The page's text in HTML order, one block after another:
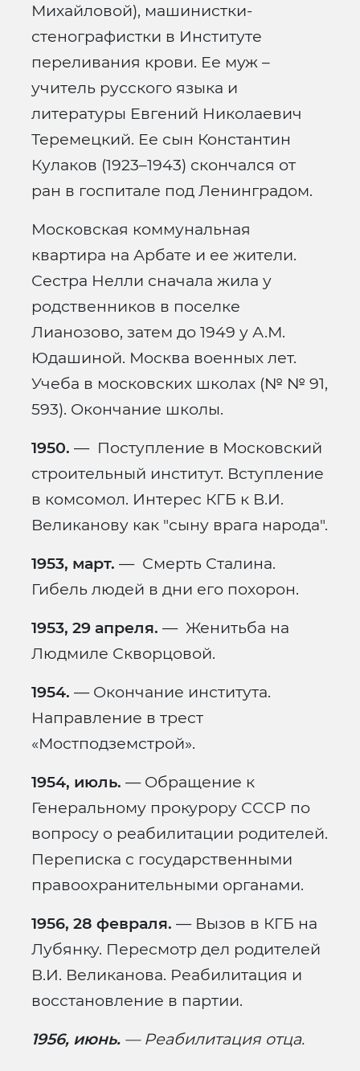
Михайловой), машинистки-
стенографистки в Институте
переливания крови. Ее муж –
учитель русского языка и
литературы Евгений Николаевич
Теремецкий. Ее сын Константин
Кулаков (1923–1943) скончался от
ран в госпитале под Ленинградом.
Московская коммунальная
квартира на Арбате и ее жители.
Сестра Нелли сначала жила у
родственников в поселке
Лианозово, затем до 1949 у А.М.
Юдашиной. Москва военных лет.
Учеба в московских школах (№ № 91,
593). Окончание школы.
1950. — Поступление в Московский
строительный институт. Вступление
в комсомол. Интерес КГБ к В.И.
Великанову как "сыну врага народа".
1953, март. — Смерть Сталина.
Гибель людей в дни его похорон.
1953, 29 апреля. — Женитьба на
Людмиле Скворцовой.
1954. — Окончание института.
Направление в трест
«Мостподземстрой».
1954, июль. — Обращение к
Генеральному прокурору СССР по
вопросу о реабилитации родителей.
Переписка с государственными
правоохранительными органами.
1956, 28 февраля. — Вызов в КГБ на
Лубянку. Пересмотр дел родителей
В.И. Великанова. Реабилитация и
восстановление в партии.
1956, июнь. — Реабилитация отца.